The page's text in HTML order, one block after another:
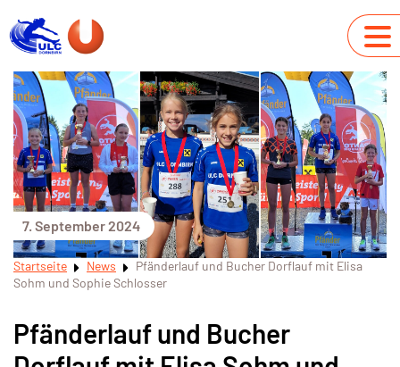
7. September 2024
Startseite News
Pfänderlauf und Bucher Dorflauf mit Elisa
Sohm und Sophie Schlosser
Pfänderlauf und Bucher